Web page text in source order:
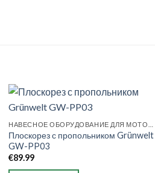
Плоскорез с пропольником Grünwelt
GW-PP03
€89.99